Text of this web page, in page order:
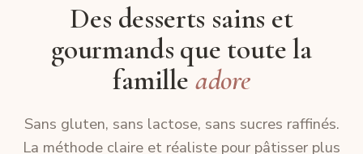
Des desserts sains et
gourmands que toute la
famille adore
Sans gluten, sans lactose, sans sucres raffinés.
La méthode claire et réaliste pour pâtisser plus